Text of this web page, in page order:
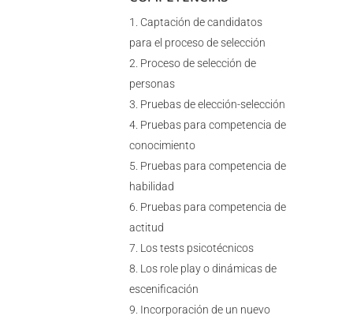
Captación de candidatos
para el proceso de selección
Proceso de selección de
personas
Pruebas de elección-selección
Pruebas para competencia de
conocimiento
Pruebas para competencia de
habilidad
Pruebas para competencia de
actitud
Los tests psicotécnicos
Los role play o dinámicas de
escenificación
Incorporación de un nuevo